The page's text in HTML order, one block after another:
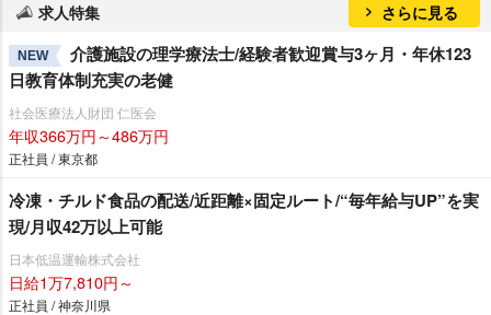
求人特集 さらに見る
NEW
介護施設の理学療法士/経験者歓迎賞与3ヶ月・年休123
日教育体制充実の老健
社会医療法人財団 仁医会
年収366万円～486万円
正社員 / 東京都
冷凍・チルド食品の配送/近距離×固定ルート/“毎年給与UP”を実
現/月収42万以上可能
日本低温運輸株式会社
日給1万7,810円～
正社員 / 神奈川県